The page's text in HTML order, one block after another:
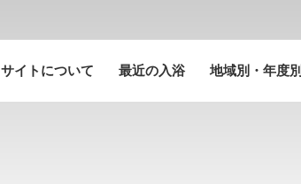
サイトについて 最近の入浴 地域別・年度別